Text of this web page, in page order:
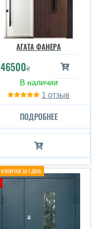
АГАТА ФАНЕРА
46500₴
1
ПОДРОБНЕЕ